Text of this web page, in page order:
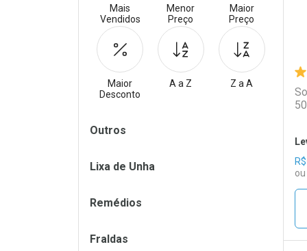
R$
Mais
Vendidos
Menor
Preço
Maior
Preço
Maior
Desconto
A a Z Z a A
Filtros
Outros
Lixa de Unha
Remédios
Fraldas